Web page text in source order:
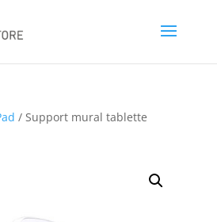
/ Support mural tablette